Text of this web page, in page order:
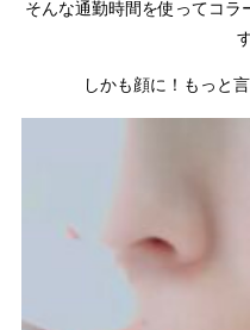
そんな通勤時間を使ってコラ
しかも顔に！もっと